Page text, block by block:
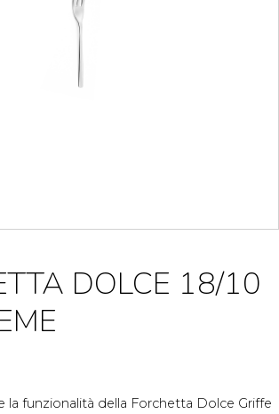
DOLCE 18/10
la funzionalità della Forchetta Dolce Griffe